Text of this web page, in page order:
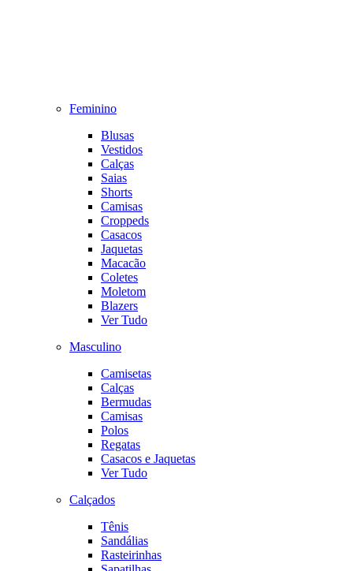
Feminino
Blusas
Vestidos
Calças
Saias
Shorts
Camisas
Croppeds
Casacos
Jaquetas
Macacão
Coletes
Moletom
Blazers
Ver Tudo
Masculino
Camisetas
Calças
Bermudas
Camisas
Polos
Regatas
Casacos e Jaquetas
Ver Tudo
Calçados
Tênis
Sandálias
Rasteirinhas